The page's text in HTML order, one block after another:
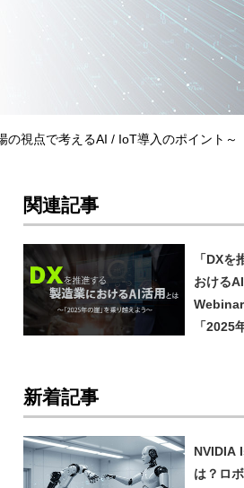
の視点で考えるAI / IoT導入のポイント～
関連記事
「DXを
おける
「2025
新着記事
NVIDIA
は？ロ